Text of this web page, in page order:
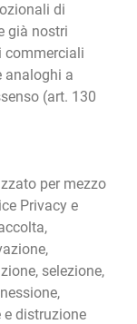
di
già nostri
commerciali
analoghi a
(art. 130
per mezzo
Privacy e
selezione,
e distruzione